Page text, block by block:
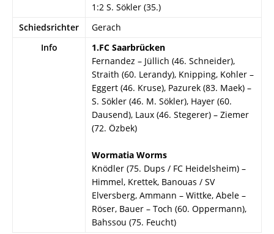
1:2 S. Sökler (35.)
Schiedsrichter
Gerach
Info
1.FC Saarbrücken
Fernandez – Jüllich (46. Schneider),
Straith (60. Lerandy), Knipping, Kohler –
Eggert (46. Kruse), Pazurek (83. Maek) –
S. Sökler (46. M. Sökler), Hayer (60.
Dausend), Laux (46. Stegerer) – Ziemer
(72. Özbek)
Wormatia Worms
Knödler (75. Dups / FC Heidelsheim) –
Himmel, Krettek, Banouas / SV
Elversberg, Ammann – Wittke, Abele –
Röser, Bauer – Toch (60. Oppermann),
Bahssou (75. Feucht)